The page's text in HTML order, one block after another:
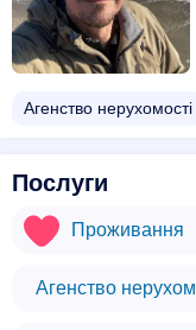
Агенство нерухомості
Послуги
Проживання
Агенство